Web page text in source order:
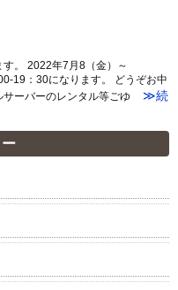
。 2022年7月8（金）～
19：30になります。 どうぞお中
ーバーのレンタル等ごゆ
≫続